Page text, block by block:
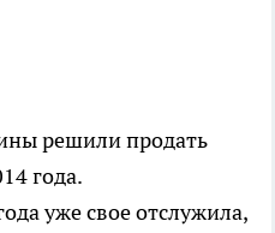
решили продать
года.
уже свое отслужила,